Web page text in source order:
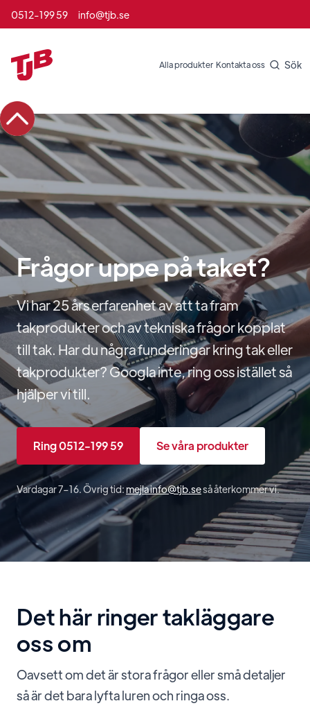
0512-199 59 info@tjb.se
Alla produkter Kontakta oss Sök
Frågor uppe på taket?
Vi har 25 års erfarenhet av att ta fram
takprodukter och av tekniska frågor kopplat
till tak. Har du några funderingar kring tak eller
takprodukter? Googla inte, ring oss istället så
hjälper vi till.
Ring 0512-199 59 Se våra produkter
Vardagar 7–16. Övrig tid: mejla info@tjb.seså återkommer vi.
Det här ringer takläggare
oss om
Oavsett om det är stora frågor eller små detaljer
så är det bara lyfta luren och ringa oss.